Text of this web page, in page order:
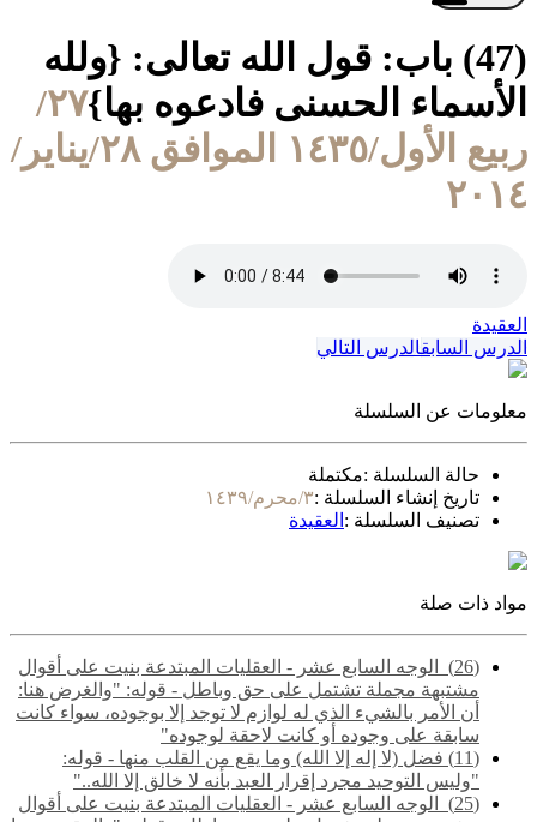
(47) باب: قول الله تعالى: {ولله
الأسماء الحسنى فادعوه بها}
٢٧/
ربيع الأول/١٤٣٥ الموافق ٢٨/يناير/
٢٠١٤
العقيدة
الدرس السابقالدرس التالي
معلومات عن السلسلة
حالة السلسلة :مكتملة
تاريخ إنشاء السلسلة :٣/محرم/١٤٣٩
تصنيف السلسلة : العقيدة
مواد ذات صلة
(26) ‌‌ الوجه السابع عشر - العقليات المبتدعة بنيت على أقوال
مشتبهة مجملة تشتمل على حق وباطل - قوله: "والغرض هنا:
أن الأمر بالشيء الذي له لوازم لا توجد إلا بوجوده، سواء كانت
سابقة على وجوده أو كانت لاحقة لوجوده"
(11) فضل (لا إله إلا الله) وما يقع من القلب منها - قوله:
"وليس التوحيد مجرد إقرار العبد بأنه لا خالق إلا الله.."
(25) ‌‌ الوجه السابع عشر - العقليات المبتدعة بنيت على أقوال